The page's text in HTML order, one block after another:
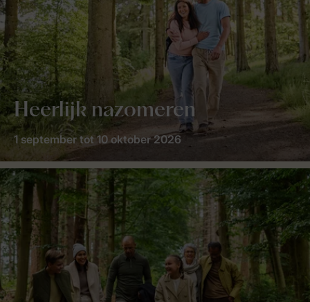
Heerlijk nazomeren
1 september tot 10 oktober 2026